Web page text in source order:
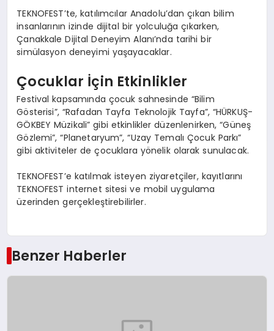
TEKNOFEST’te, katılımcılar Anadolu’dan çıkan bilim
insanlarının izinde dijital bir yolculuğa çıkarken,
Çanakkale Dijital Deneyim Alanı’nda tarihi bir
simülasyon deneyimi yaşayacaklar.
Çocuklar İçin Etkinlikler
Festival kapsamında çocuk sahnesinde “Bilim
Gösterisi”, “Rafadan Tayfa Teknolojik Tayfa”, “HÜRKUŞ-
GÖKBEY Müzikali” gibi etkinlikler düzenlenirken, “Güneş
Gözlemi”, “Planetaryum”, “Uzay Temalı Çocuk Parkı”
gibi aktiviteler de çocuklara yönelik olarak sunulacak.
TEKNOFEST’e katılmak isteyen ziyaretçiler, kayıtlarını
TEKNOFEST internet sitesi ve mobil uygulama
üzerinden gerçekleştirebilirler.
Benzer Haberler